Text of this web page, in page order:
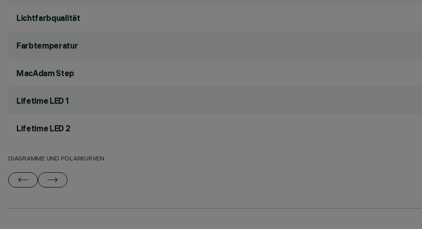
Lichtfarbqualität
Farbtemperatur
MacAdam Step
Lifetime LED 1
Lifetime LED 2
DIAGRAMME UND POLARKURVEN